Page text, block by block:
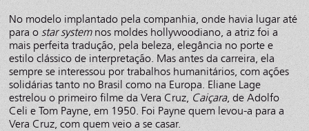
No modelo implantado pela companhia, onde havia lugar até
para o star systemnos moldes hollywoodiano, a atriz foi a
mais perfeita tradução, pela beleza, elegância no porte e
estilo clássico de interpretação. Mas antes da carreira, ela
sempre se interessou por trabalhos humanitários, com ações
solidárias tanto no Brasil como na Europa. Eliane Lage
estrelou o primeiro filme da Vera Cruz, Caiçara, de Adolfo
Celi e Tom Payne, em 1950. Foi Payne quem levou-a para a
Vera Cruz, com quem veio a se casar.